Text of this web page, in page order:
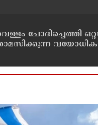
ചോദിച്ചെത്തി